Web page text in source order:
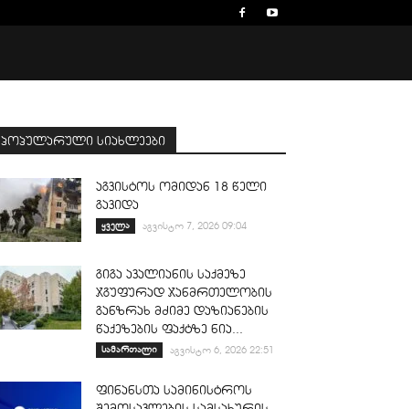
პოპულარული სიახლეები
აგვისტოს ომიდან 18 წელი
გავიდა
ყველა აგვისტო 7, 2026 09:04
გიგა ავალიანის საქმეზე
ჯგუფურად ჯანმრთელობის
განზრახ მძიმე დაზიანების
წაქეზების ფაქტზე ნია...
სამართალი აგვისტო 6, 2026 22:51
ფინანსთა სამინისტროს